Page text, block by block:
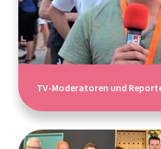
TV-Moderatoren und